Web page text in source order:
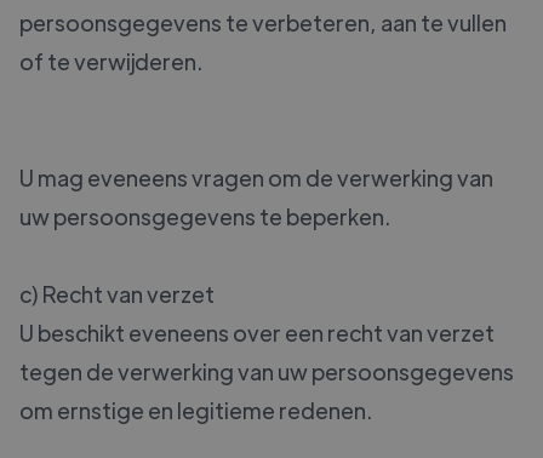
persoonsgegevens te verbeteren, aan te vullen
of te verwijderen.
U mag eveneens vragen om de verwerking van
uw persoonsgegevens te beperken.
c) Recht van verzet
U beschikt eveneens over een recht van verzet
tegen de verwerking van uw persoonsgegevens
om ernstige en legitieme redenen.